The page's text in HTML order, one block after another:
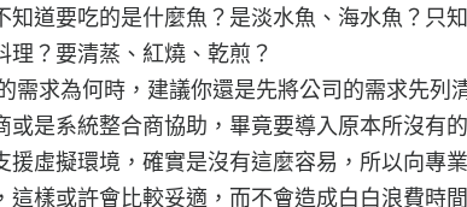
道要吃的是什麼魚？是淡水魚、海水魚？只
？要清蒸、紅燒、乾煎？
需求為何時，建議你還是先將公司的需求先列
是系統整合商協助，畢竟要導入原本所沒有
虛擬環境，確實是沒有這麼容易，所以向專
樣或許會比較妥適，而不會造成白白浪費時